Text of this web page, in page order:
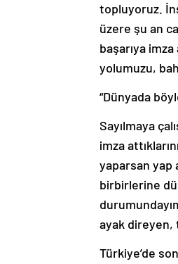
topluyoruz.
üzere şu an
başarıya
yolumuzu,
“Dünyada
Sayılmaya
imza
yaparsan yap
birbirlerine
ayak direyen,
Türkiye’de